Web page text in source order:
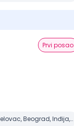
Prvi posao
Aranđelovac, Beograd, Inđija, Niš, Zrenjanin